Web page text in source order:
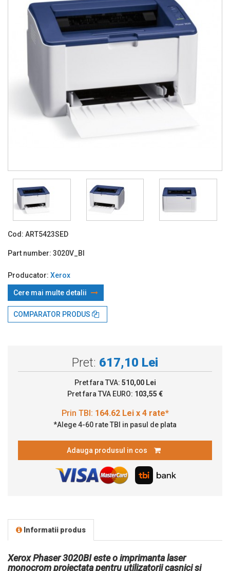
Cod: ART5423SED
Part number: 3020V_BI
Producator: Xerox
Cere mai multe detalii
COMPARATOR PRODUS
Pret: 617,10 Lei
Pret fara TVA: 510,00 Lei
Pret fara TVA EURO: 103,55 €
Prin TBI:164.62 Lei x 4 rate*
*Alege 4-60 rate TBI in pasul de plata
Adauga produsul in cos
Informatii produs
Xerox Phaser 3020BI este o imprimanta laser
monocrom proiectata pentru utilizatorii casnici si